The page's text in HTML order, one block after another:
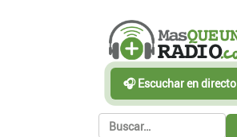
🎧 Escuchar en directo